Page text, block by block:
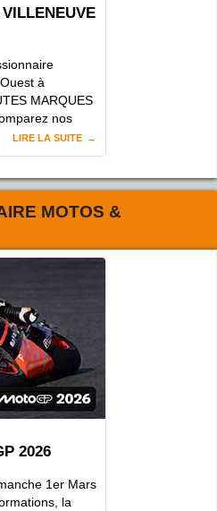
à
MARQUES
nos
LIRE LA SUITE
MOTOS &
2026
1er Mars
la